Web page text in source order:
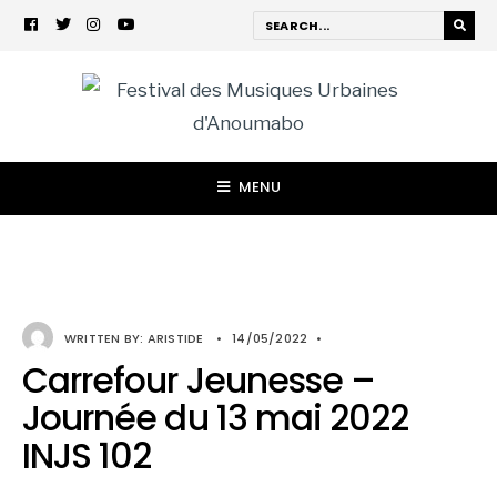
MENU
WRITTEN BY: ARISTIDE • 14/05/2022 •
Carrefour Jeunesse –
Journée du 13 mai 2022
INJS 102